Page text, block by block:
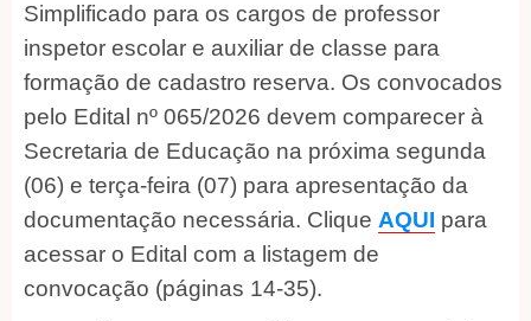
Simplificado para os cargos de professor
inspetor escolar e auxiliar de classe para
formação de cadastro reserva. Os convocados
pelo Edital nº 065/2026 devem comparecer à
Secretaria de Educação na próxima segunda
(06) e terça-feira (07) para apresentação da
documentação necessária. Clique AQUI para
acessar o Edital com a listagem de
convocação (páginas 14-35).